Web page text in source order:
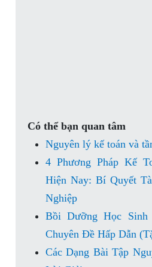
Có thể bạn quan tâm
Nguyên lý kế toán và
4 Phương Pháp Kế
Hiện Nay: Bí Quyết
Nghiệp
Bồi Dưỡng Học
Chuyên Đề Hấp Dẫn
Các Dạng Bài Tập